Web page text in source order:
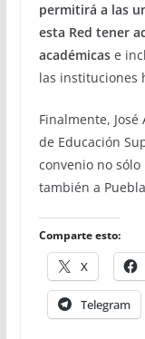
permitirá a las
esta Red tener
académicase
las instituciones
Finalmente,
de Educación
convenio no
también a
Comparte esto:
X
Telegram